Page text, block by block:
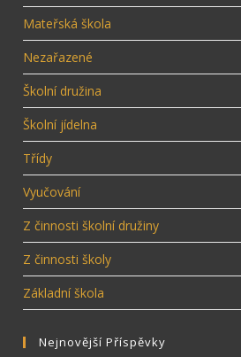
Mateřská škola
Nezařazené
Školní družina
Školní jídelna
Třídy
Vyučování
Z činnosti školní družiny
Z činnosti školy
Základní škola
Nejnovější Příspěvky